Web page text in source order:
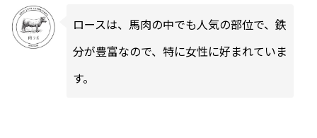
ロースは、馬肉の中でも人気の部位で、鉄
分が豊富なので、特に女性に好まれていま
す。